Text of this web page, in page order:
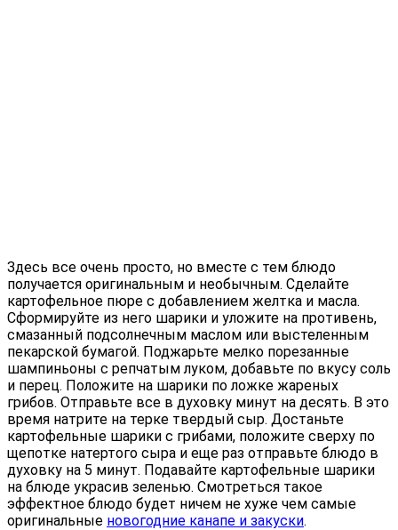
Здесь все очень просто, но вместе с тем блюдо
получается оригинальным и необычным. Сделайте
картофельное пюре с добавлением желтка и масла.
Сформируйте из него шарики и уложите на противень,
смазанный подсолнечным маслом или выстеленным
пекарской бумагой. Поджарьте мелко порезанные
шампиньоны с репчатым луком, добавьте по вкусу соль
и перец. Положите на шарики по ложке жареных
грибов. Отправьте все в духовку минут на десять. В это
время натрите на терке твердый сыр. Достаньте
картофельные шарики с грибами, положите сверху по
щепотке натертого сыра и еще раз отправьте блюдо в
духовку на 5 минут. Подавайте картофельные шарики
на блюде украсив зеленью. Смотреться такое
эффектное блюдо будет ничем не хуже чем самые
оригинальные новогодние канапе и закуски.